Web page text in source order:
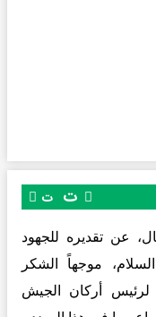
ت ت
عن تقديره للجهود
السلام، موجهاً الشكر
أركان الجيش